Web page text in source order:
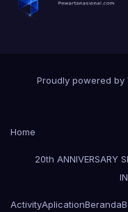
Proudly powered by
Home
20th ANNIVERSARY
ActivityAplicationBeranda